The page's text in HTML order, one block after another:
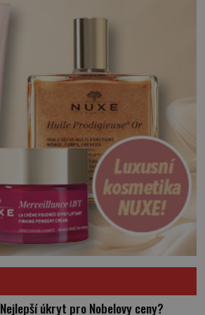
Nejlepší úkryt pro Nobelovy ceny?